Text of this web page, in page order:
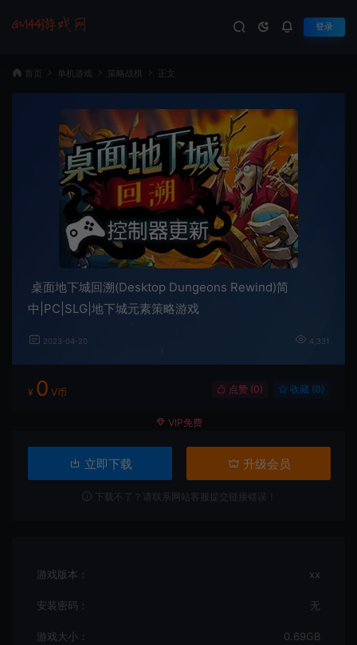
登录
首页 单机游戏 策略战棋 正文
桌面地下城回溯(Desktop Dungeons Rewind)简
中|PC|SLG|地下城元素策略游戏
2023-04-20 4,331
¥ 0 V币 点赞 (0) 收藏 (0)
VIP免费
立即下载 升级会员
下载不了？请联系网站客服提交链接错误！
游戏版本： xx
安装密码： 无
游戏大小： 0.69GB